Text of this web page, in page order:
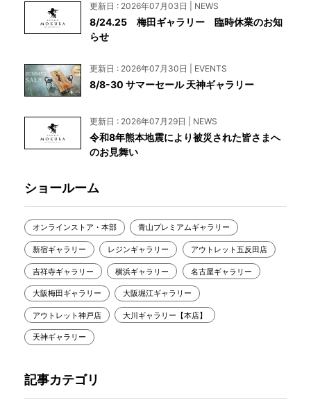
更新日 : 2026年07月03日 | NEWS
8/24.25 梅田ギャラリー 臨時休業のお知
らせ
更新日 : 2026年07月30日 | EVENTS
8/8-30 サマーセール 天神ギャラリー
更新日 : 2026年07月29日 | NEWS
令和8年熊本地震により被災された皆さまへ
のお見舞い
ショールーム
オンラインストア・本部 青山プレミアムギャラリー
新宿ギャラリー レジンギャラリー アウトレット五反田店
吉祥寺ギャラリー 横浜ギャラリー 名古屋ギャラリー
大阪梅田ギャラリー 大阪堀江ギャラリー
アウトレット神戸店 大川ギャラリー【本店】
天神ギャラリー
記事カテゴリ